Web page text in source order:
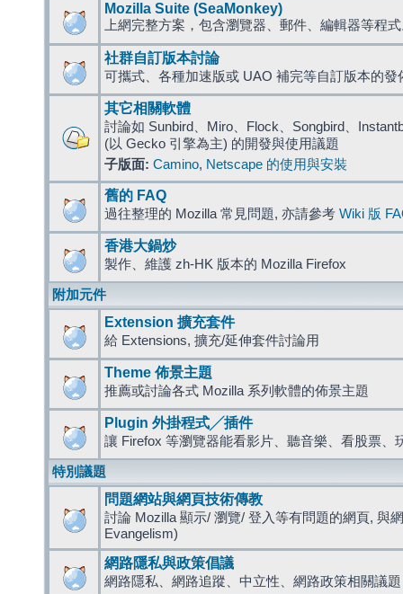
Mozilla Suite (SeaMonkey)
上網完整方案，包含瀏覽器、郵件、編輯器等程
社群自訂版本討論
可攜式、各種加速版或 UAO 補完等自訂版本的發
其它相關軟體
討論如 Sunbird、Miro、Flock、Songbird、
(以 Gecko 引擎為主) 的開發與使用議題
子版面: Camino, Netscape 的使用與安裝
舊的 FAQ
過往整理的 Mozilla 常見問題, 亦請參考 Wiki 版
香港大鍋炒
製作、維護 zh-HK 版本的 Mozilla Firefox
附加元件
Extension 擴充套件
給 Extensions, 擴充/延伸套件討論用
Theme 佈景主題
推薦或討論各式 Mozilla 系列軟體的佈景主題
Plugin 外掛程式╱插件
讓 Firefox 等瀏覽器能看影片、聽音樂、看股票、
特別議題
問題網站與網頁技術傳教
討論 Mozilla 顯示/ 瀏覽/ 登入等有問題的網頁, 與
Evangelism)
網路隱私與政策倡議
網路隱私、網路追蹤、中立性、網路政策相關議題